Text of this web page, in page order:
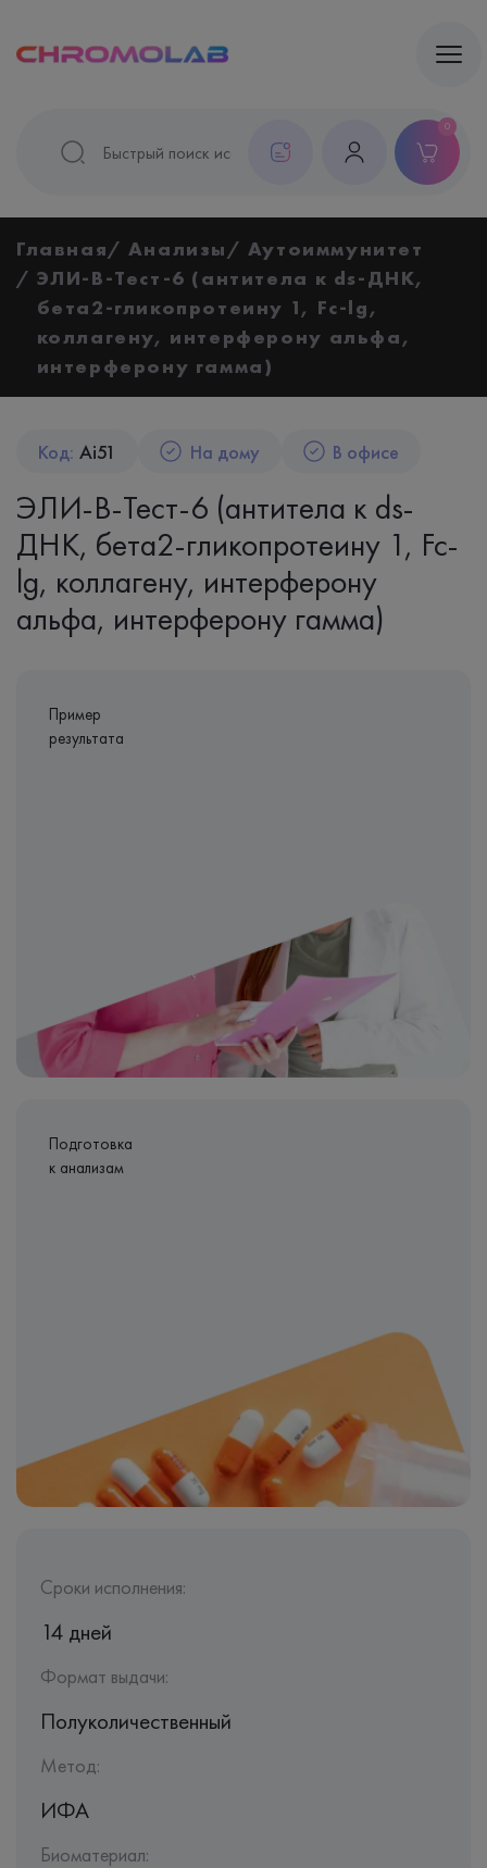
0
Главная Анализы
Аутоиммунитет
ЭЛИ-В-Тест-6 (антитела к ds-ДНК,
бета2-гликопротеину 1, Fc-lg,
коллагену, интерферону альфа,
интерферону гамма)
Код: Ai51 На дому В офисе
ЭЛИ-В-Тест-6 (антитела к ds-
ДНК, бета2-гликопротеину 1, Fc-
lg, коллагену, интерферону
альфа, интерферону гамма)
Пример
результата
Подготовка
к анализам
Сроки исполнения:
14 дней
Формат выдачи:
Полуколичественный
Метод:
ИФА
Биоматериал: